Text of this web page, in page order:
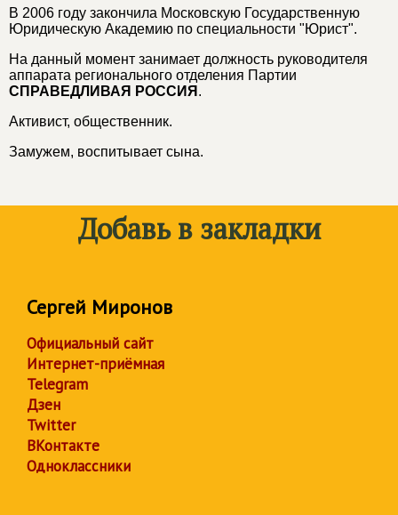
В 2006 году закончила Московскую Государственную
Юридическую Академию по специальности "Юрист".
На данный момент занимает должность руководителя
аппарата регионального отделения Партии
СПРАВЕДЛИВАЯ РОССИЯ .
Активист, общественник.
Замужем, воспитывает сына.
Добавь в закладки
Сергей Миронов
Официальный сайт
Интернет-приёмная
Telegram
Дзен
Twitter
ВКонтакте
Одноклассники